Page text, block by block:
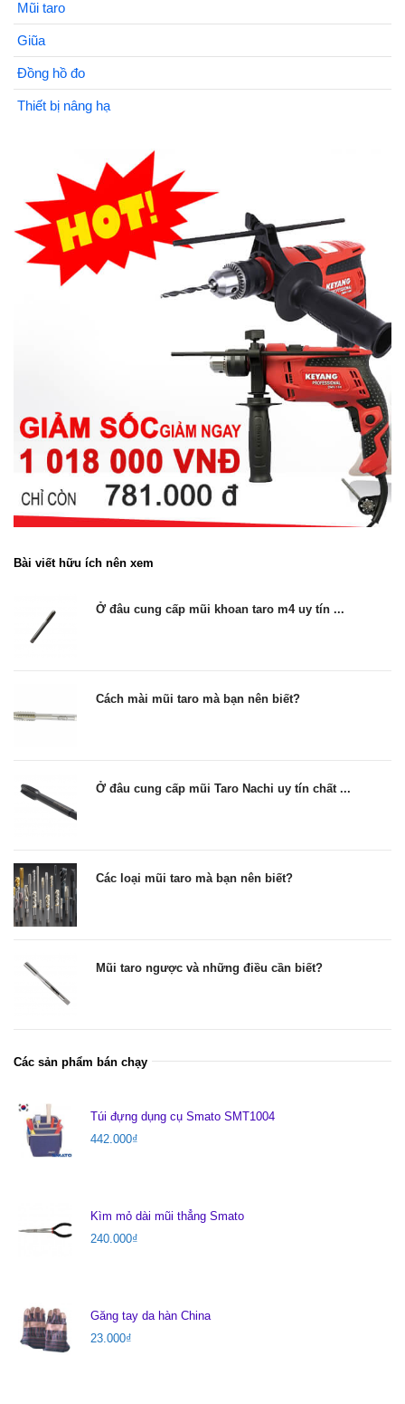
Mũi taro
Giũa
Đồng hồ đo
Thiết bị nâng hạ
Bài viết hữu ích nên xem
Ở đâu cung cấp mũi khoan taro m4 uy tín ...
Cách mài mũi taro mà bạn nên biết?
Ở đâu cung cấp mũi Taro Nachi uy tín chất ...
Các loại mũi taro mà bạn nên biết?
Mũi taro ngược và những điều cần biết?
Các sản phẩm bán chạy
Túi đựng dụng cụ Smato SMT1004
442.000₫
Kìm mỏ dài mũi thẳng Smato
240.000₫
Găng tay da hàn China
23.000₫